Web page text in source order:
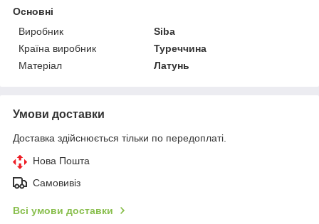
Основні
Виробник
Siba
Країна виробник
Туреччина
Матеріал
Латунь
Умови доставки
Доставка здійснюється тільки по передоплаті.
Нова Пошта
Самовивіз
Всі умови доставки